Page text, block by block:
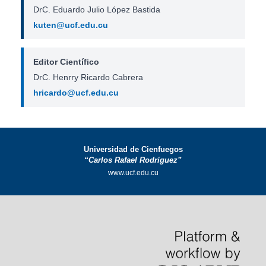
DrC. Eduardo Julio López Bastida
kuten@ucf.edu.cu
Editor Científico
DrC. Henrry Ricardo Cabrera
hricardo@ucf.edu.cu
Universidad de Cienfuegos
“Carlos Rafael Rodríguez”
www.ucf.edu.cu